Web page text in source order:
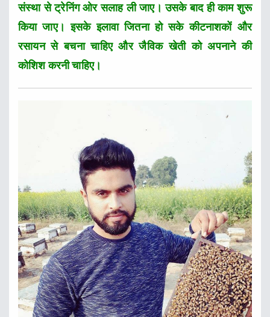
संस्था से ट्रेनिंग ओर सलाह ली जाए। उसके बाद ही काम शुरू
किया जाए। इसके इलावा जितना हो सके कीटनाशकों और
रसायन से बचना चाहिए और जैविक खेती को अपनाने की
कोशिश करनी चाहिए।